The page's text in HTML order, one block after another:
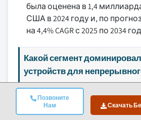
Позвоните
Нам
Скачать
была оценена в 1,4
США в 2024 году и, по
на 4,4% CAGR с 2025 по 2034
Какой сегмент
устройств для
орошения мочевого пузыря
году?